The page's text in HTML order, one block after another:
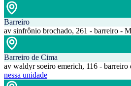
Barreiro
av sinfrônio brochado, 261 - barreiro -
Barreiro de Cima
av waldyr soeiro emerich, 116 - barreiro
nessa unidade